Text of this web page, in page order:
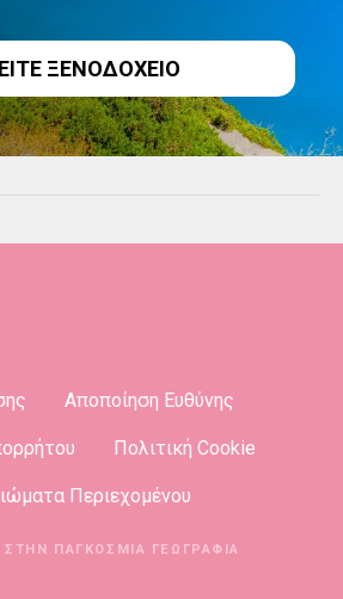
ΞΕΝΟΔΟΧΕΙΟ
Αποποίηση Ευθύνης
Πολιτική Cookie
Περιεχομένου
ΣΤΗΝ ΠΑΓΚΌΣΜΙΑ ΓΕΩΓΡΑΦΊΑ